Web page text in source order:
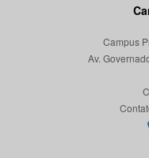
Campus
Av.